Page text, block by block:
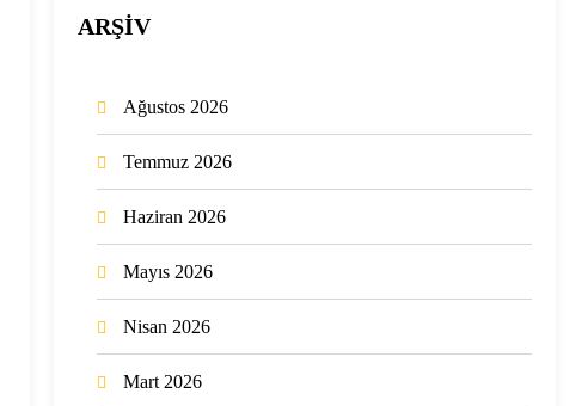
ARŞİV
Ağustos 2026
Temmuz 2026
Haziran 2026
Mayıs 2026
Nisan 2026
Mart 2026